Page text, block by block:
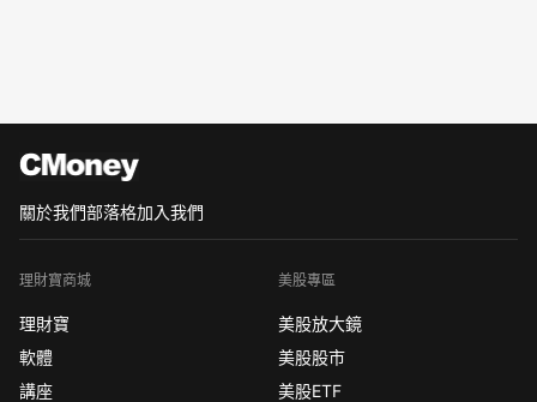
關於我們部落格加入我們
理財寶商城
理財寶
軟體
講座
美股專區
美股放大鏡
美股股市
美股ETF